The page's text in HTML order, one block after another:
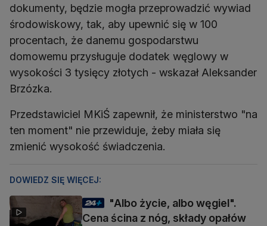
dokumenty, będzie mogła przeprowadzić wywiad
środowiskowy, tak, aby upewnić się w 100
procentach, że danemu gospodarstwu
domowemu przysługuje dodatek węglowy w
wysokości 3 tysięcy złotych - wskazał Aleksander
Brzózka.
Przedstawiciel MKiŚ zapewnił, że ministerstwo "na
ten moment" nie przewiduje, żeby miała się
zmienić wysokość świadczenia.
DOWIEDZ SIĘ WIĘCEJ:
"Albo życie, albo węgiel".
Cena ścina z nóg, składy opałów